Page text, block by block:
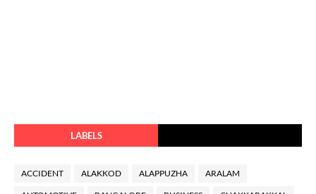
LABELS
ACCIDENT ALAKKOD ALAPPUZHA ARALAM